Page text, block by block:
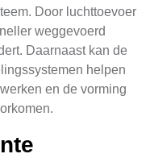
Door luchttoevoer
weggevoerd
Daarnaast kan de
helpen
en de vorming